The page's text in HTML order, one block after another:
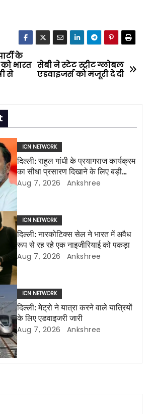
सेबी ने स्टेट स्ट्रीट ग्लोबल
एडवाइजर्स को मंजूरी दे दी
के
भारत
से
ICN NETWORK
दिल्ली: राहुल गांधी के प्रयागराज कार्यक्रम
का सीधा प्रसारण दिखाने के लिए बड़ी
एलईडी स्क्रीन लगाई जाएंगी
Aug 7, 2026 Ankshree
ICN NETWORK
दिल्ली: नारकोटिक्स सेल ने भारत में अवैध
रूप से रह रहे एक नाइजीरियाई को पकड़ा
Aug 7, 2026 Ankshree
ICN NETWORK
दिल्ली: मेट्रो ने यात्रा करने वाले यात्रियों
के लिए एडवाइजरी जारी
Aug 7, 2026 Ankshree